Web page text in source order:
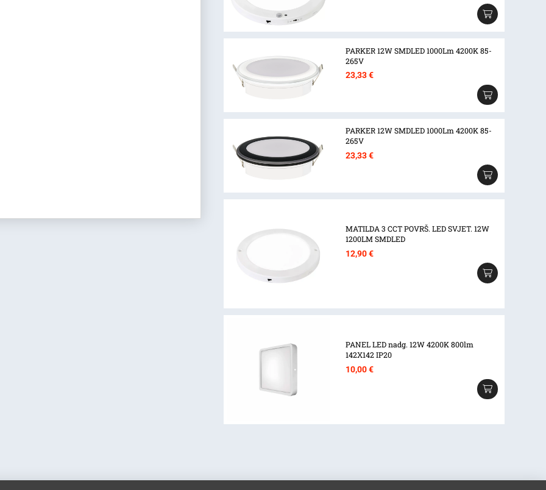
PARKER 12W SMDLED 1000Lm 4200K 85-
265V
23,33€
PARKER 12W SMDLED 1000Lm 4200K 85-
265V
23,33€
MATILDA 3 CCT POVRŠ. LED SVJET. 12W
1200LM SMDLED
12,90€
PANEL LED nadg. 12W 4200K 800lm
142X142 IP20
10,00€